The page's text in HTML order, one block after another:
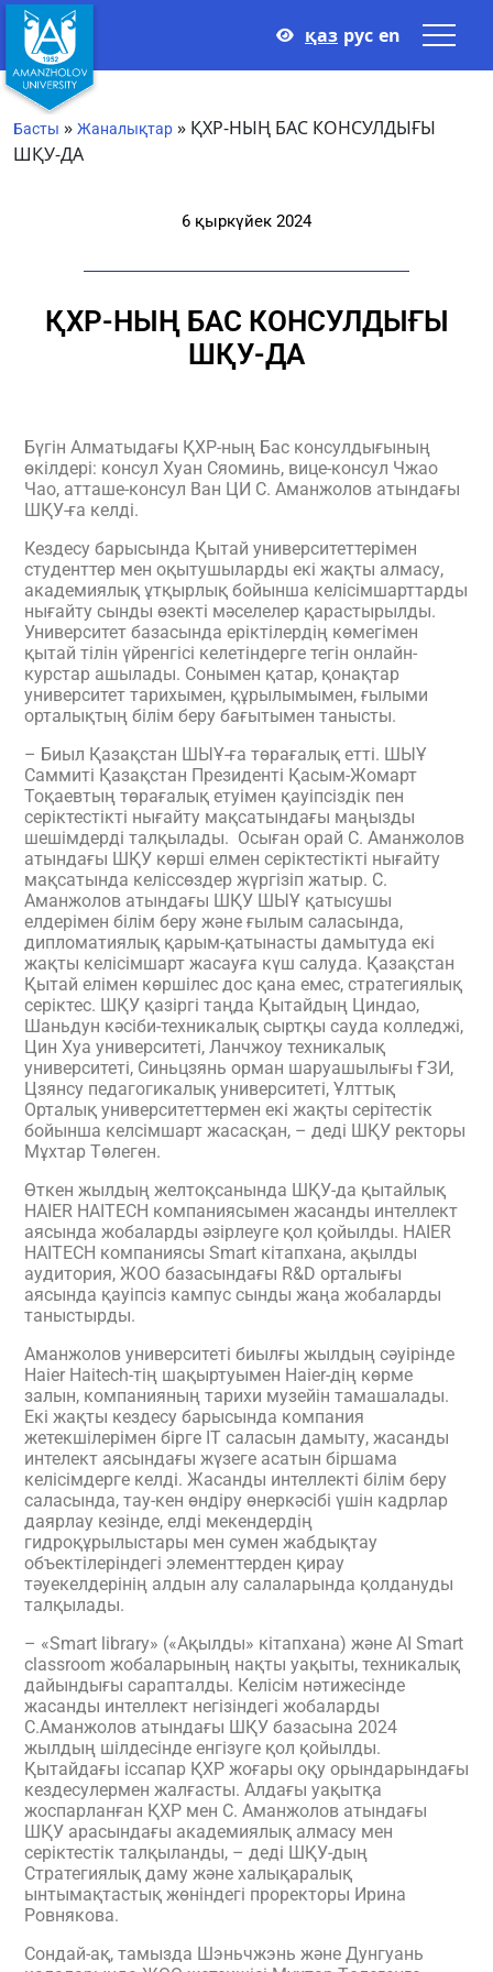
қаз рус en
Басты » Жаналықтар » ҚХР-НЫҢ БАС КОНСУЛДЫҒЫ
ШҚУ-ДА
6 қыркүйек 2024
ҚХР-НЫҢ БАС КОНСУЛДЫҒЫ
ШҚУ-ДА
Бүгін Алматыдағы ҚХР-ның Бас консулдығының
өкілдері: консул Хуан Сяоминь, вице-консул Чжао
Чао, атташе-консул Ван ЦИ С. Аманжолов атындағы
ШҚУ-ға келді.
Кездесу барысында Қытай университеттерімен
студенттер мен оқытушыларды екі жақты алмасу,
академиялық ұтқырлық бойынша келісімшарттарды
нығайту сынды өзекті мәселелер қарастырылды.
Университет базасында еріктілердің көмегімен
қытай тілін үйренгісі келетіндерге тегін онлайн-
курстар ашылады. Сонымен қатар, қонақтар
университет тарихымен, құрылымымен, ғылыми
орталықтың білім беру бағытымен танысты.
– Биыл Қазақстан ШЫҰ-ға төрағалық етті. ШЫҰ
Саммиті Қазақстан Президенті Қасым-Жомарт
Тоқаевтың төрағалық етуімен қауіпсіздік пен
серіктестікті нығайту мақсатындағы маңызды
шешімдерді талқылады. Осыған орай С. Аманжолов
атындағы ШҚУ көрші елмен серіктестікті нығайту
мақсатында келіссөздер жүргізіп жатыр. С.
Аманжолов атындағы ШҚУ ШЫҰ қатысушы
елдерімен білім беру және ғылым саласында,
дипломатиялық қарым-қатынасты дамытуда екі
жақты келісімшарт жасауға күш салуда. Қазақстан
Қытай елімен көршілес дос қана емес, стратегиялық
серіктес. ШҚУ қазіргі таңда Қытайдың Циндао,
Шаньдун кәсіби-техникалық сыртқы сауда колледжі,
Цин Хуа университеті, Ланчжоу техникалық
университеті, Синьцзянь орман шаруашылығы ҒЗИ,
Цзянсу педагогикалық университеті, Ұлттық
Орталық университеттермен екі жақты серітестік
бойынша келсімшарт жасасқан, – деді ШҚУ ректоры
Мұхтар Төлеген.
Өткен жылдың желтоқсанында ШҚУ-да қытайлық
HAIER HAITECH компаниясымен жасанды интеллект
аясында жобаларды әзірлеуге қол қойылды. HAIER
HAITECH компаниясы Smart кітапхана, ақылды
аудитория, ЖОО базасындағы R&D орталығы
аясында қауіпсіз кампус сынды жаңа жобаларды
таныстырды.
Аманжолов университеті биылғы жылдың сәуірінде
Haier Haitech-тің шақыртуымен Haier-дің көрме
залын, компанияның тарихи музейін тамашалады.
Екі жақты кездесу барысында компания
жетекшілерімен бірге IT саласын дамыту, жасанды
интелект аясындағы жүзеге асатын біршама
келісімдерге келді. Жасанды интеллекті білім беру
саласында, тау-кен өндіру өнеркәсібі үшін кадрлар
даярлау кезінде, елді мекендердің
гидроқұрылыстары мен сумен жабдықтау
объектілеріндегі элементтерден қирау
тәуекелдерінің алдын алу салаларында қолдануды
талқылады.
– «Smart library» («Ақылды» кітапхана) және AI Smart
classroom жобаларының нақты уақыты, техникалық
дайындығы сарапталды. Келісім нәтижесінде
жасанды интеллект негізіндегі жобаларды
С.Аманжолов атындағы ШҚУ базасына 2024
жылдың шілдесінде енгізуге қол қойылды.
Қытайдағы іссапар ҚХР жоғары оқу орындарындағы
кездесулермен жалғасты. Алдағы уақытқа
жоспарланған ҚХР мен С. Аманжолов атындағы
ШҚУ арасындағы академиялық алмасу мен
серіктестік талқыланды, – деді ШҚУ-дың
Стратегиялық даму және халықаралық
ынтымақтастық жөніндегі проректоры Ирина
Ровнякова.
Сондай-ақ, тамызда Шэньчжэнь және Дунгуань